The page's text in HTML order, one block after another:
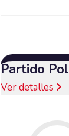
Partido
Ver detalles